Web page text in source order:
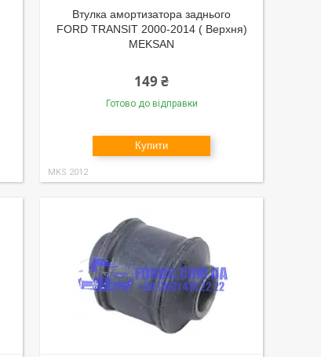
Втулка амортизатора заднього
FORD TRANSIT 2000-2014 ( Верхня)
MEKSAN
149 ₴
Готово до відправки
Купити
MKS 2012